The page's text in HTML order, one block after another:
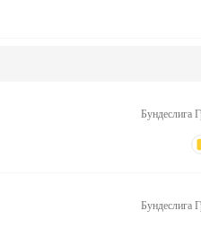
Бундеслига
Бундеслига